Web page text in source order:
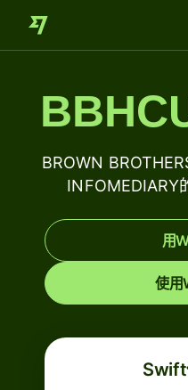
BROWN
INFOMEDIARY
用
使用
Swift